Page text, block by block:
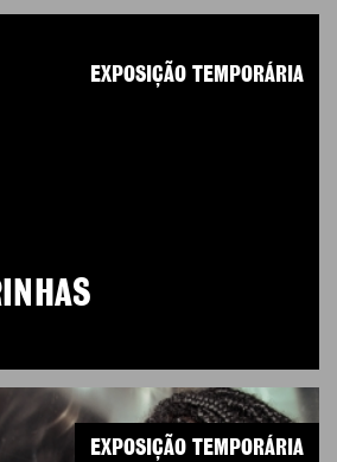
EXPOSIÇÃO TEMPORÁRIA
EXPOSIÇÃO TEMPORÁRIA